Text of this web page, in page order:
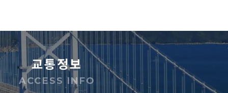
교통정보
ACCESS INFO